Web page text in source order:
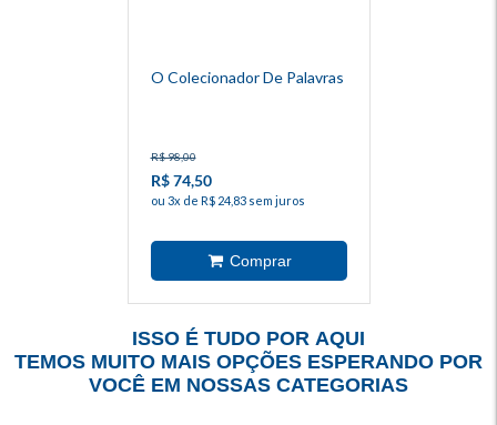
O Colecionador De Palavras
R$ 98,00
R$ 74,50
ou 3x de R$ 24,83 sem juros
ISSO É TUDO POR AQUI
TEMOS MUITO MAIS OPÇÕES ESPERANDO POR
VOCÊ EM NOSSAS CATEGORIAS